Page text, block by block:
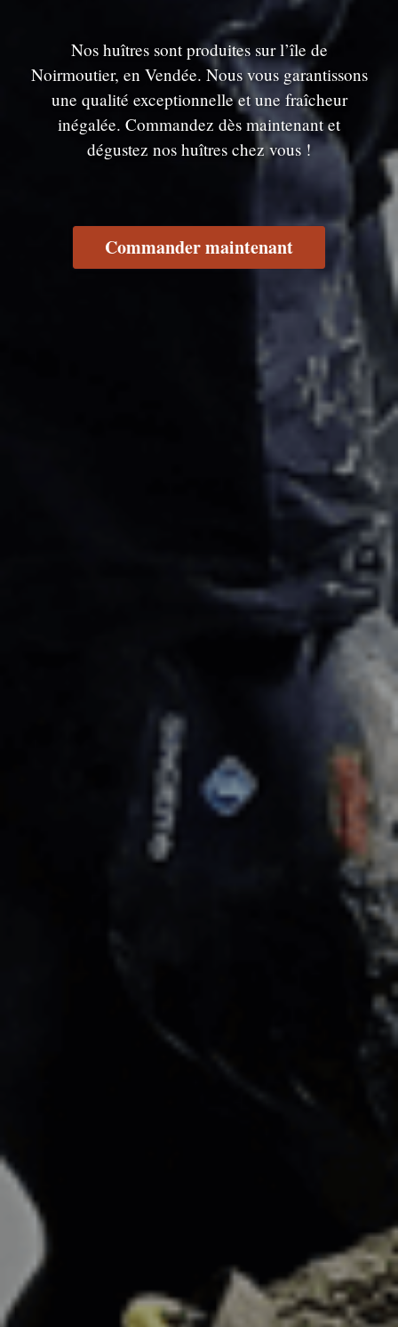
Nos huîtres sont produites sur l’île de
Noirmoutier, en Vendée. Nous vous garantissons
une qualité exceptionnelle et une fraîcheur
inégalée. Commandez dès maintenant et
dégustez nos huîtres chez vous !
Commander maintenant